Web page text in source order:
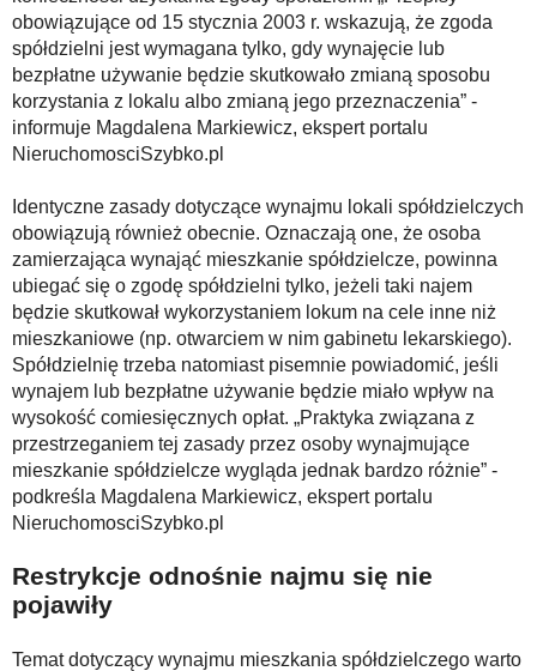
obowiązujące od 15 stycznia 2003 r. wskazują, że zgoda
spółdzielni jest wymagana tylko, gdy wynajęcie lub
bezpłatne używanie będzie skutkowało zmianą sposobu
korzystania z lokalu albo zmianą jego przeznaczenia” -
informuje Magdalena Markiewicz, ekspert portalu
NieruchomosciSzybko.pl
Identyczne zasady dotyczące wynajmu lokali spółdzielczych
obowiązują również obecnie. Oznaczają one, że osoba
zamierzająca wynająć mieszkanie spółdzielcze, powinna
ubiegać się o zgodę spółdzielni tylko, jeżeli taki najem
będzie skutkował wykorzystaniem lokum na cele inne niż
mieszkaniowe (np. otwarciem w nim gabinetu lekarskiego).
Spółdzielnię trzeba natomiast pisemnie powiadomić, jeśli
wynajem lub bezpłatne używanie będzie miało wpływ na
wysokość comiesięcznych opłat. „Praktyka związana z
przestrzeganiem tej zasady przez osoby wynajmujące
mieszkanie spółdzielcze wygląda jednak bardzo różnie” -
podkreśla Magdalena Markiewicz, ekspert portalu
NieruchomosciSzybko.pl
Restrykcje odnośnie najmu się nie
pojawiły
Temat dotyczący wynajmu mieszkania spółdzielczego warto